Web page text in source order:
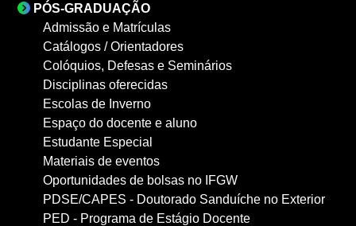
PÓS-GRADUAÇÃO
Admissão e Matrículas
Catálogos / Orientadores
Colóquios, Defesas e Seminários
Disciplinas oferecidas
Escolas de Inverno
Espaço do docente e aluno
Estudante Especial
Materiais de eventos
Oportunidades de bolsas no IFGW
PDSE/CAPES - Doutorado Sanduíche no Exterior
PED - Programa de Estágio Docente